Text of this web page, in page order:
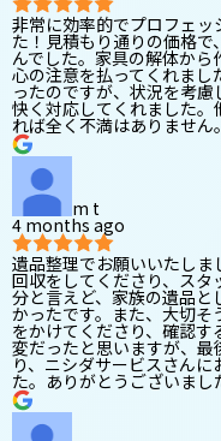
非常に効率的でプロフェッ
た！見積もり通りの価格
んでした。家具の解体か
心の注意を払ってくれま
ったのですが、状況を考慮
快く対応してくれました
れば全く不満はありません。
m t
4 months ago
遺品整理でお願いいたしま
回収をしてくださり、スタ
分と言えど、家族の遺品と
かったです。また、大切
をかけてくださり、確認
変だったと思いますが、
り、ニシダサービスさんに
た。ありがとうございまし